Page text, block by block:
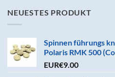
NEUESTES PRODUKT
Spinnen führungs
Polaris RMK 500
EUR€9.00